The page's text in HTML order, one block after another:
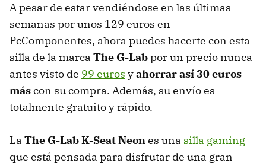
A pesar de estar vendiéndose en las últimas
semanas por unos 129 euros en
PcComponentes, ahora puedes hacerte con esta
silla de la marca The G-Labpor un precio nunca
antes visto de 99 euros yahorrar así 30 euros
máscon su compra. Además, su envío es
totalmente gratuito y rápido.
La The G-Lab K-Seat Neones una silla gaming
que está pensada para disfrutar de una gran